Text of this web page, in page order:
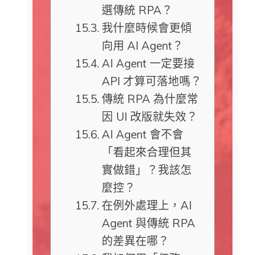
選傳統 RPA？
我什麼時候會更傾
向用 AI Agent？
AI Agent 一定要接
API 才算可落地嗎？
傳統 RPA 為什麼常
因 UI 改版就失效？
AI Agent 會不會
「看起來合理但其
實做錯」？我該怎
麼控？
在例外處理上，AI
Agent 與傳統 RPA
的差異在哪？